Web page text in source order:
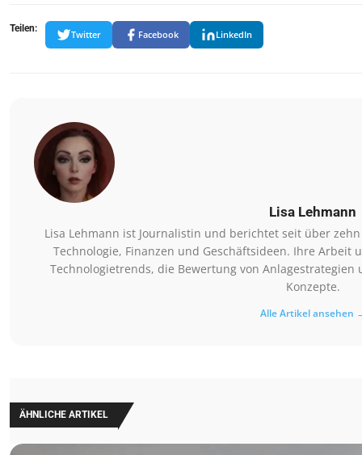
Teilen:
Twitter Facebook LinkedIn
Lisa Lehmann
Lisa Lehmann ist Journalistin und berichtet seit über
Technologie, Finanzen und Geschäftsideen. Ihre Arbeit
Technologietrends, die Bewertung von
Konzepte.
Alle Artikel ansehen
ÄHNLICHE ARTIKEL